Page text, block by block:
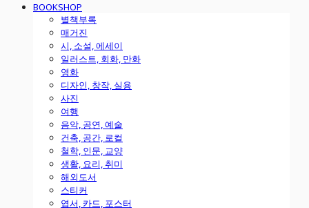
BOOKSHOP
별책부록
매거진
시, 소설, 에세이
일러스트, 회화, 만화
영화
디자인, 창작, 실용
사진
여행
음악, 공연, 예술
건축, 공간, 로컬
철학, 인문, 교양
생활, 요리, 취미
해외도서
스티커
엽서, 카드, 포스터